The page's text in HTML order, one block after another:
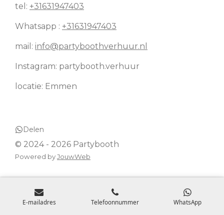
g
a
A
p
tel: +31631947403
Whatsapp : +31631947403
mail: info@partyboothverhuur.nl
Instagram: partybooth.verhuur
locatie: Emmen
Delen
© 2024 - 2026 Partybooth
Powered byJouwWeb
E-mailadres Telefoonnummer WhatsApp